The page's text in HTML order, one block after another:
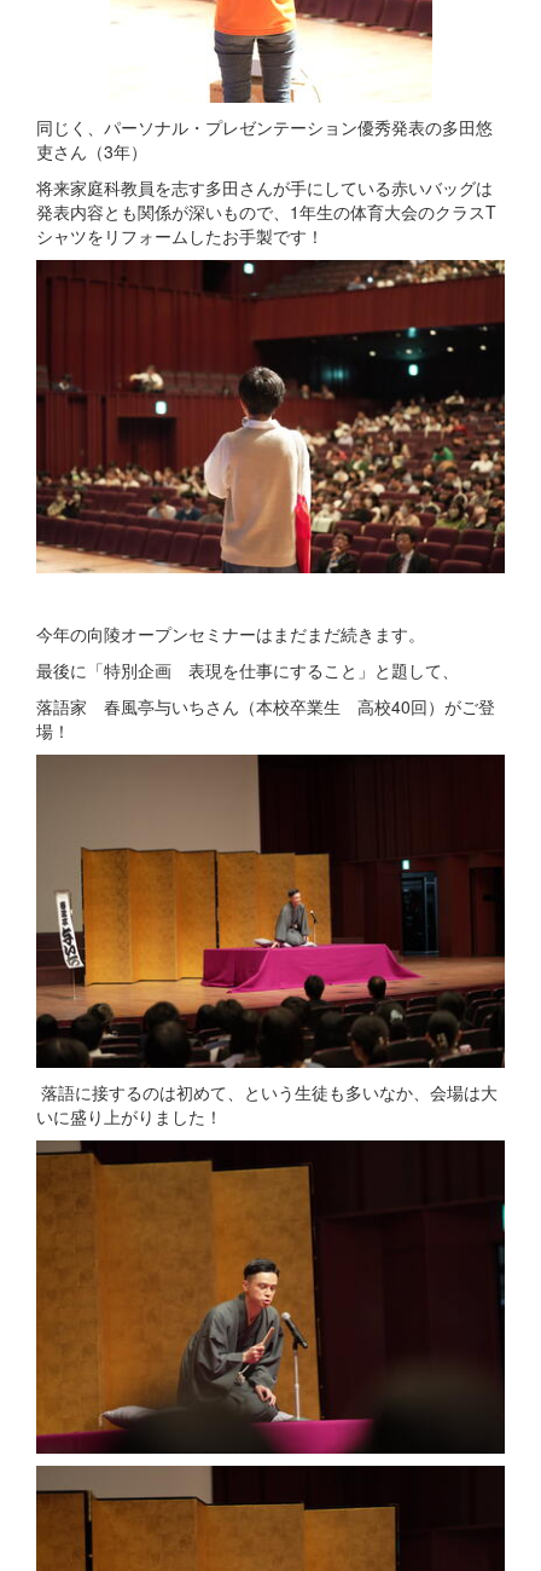
同じく、パーソナル・プレゼンテーション優秀発表の多田悠
吏さん（3年）
将来家庭科教員を志す多田さんが手にしている赤いバッグは
発表内容とも関係が深いもので、1年生の体育大会のクラスT
シャツをリフォームしたお手製です！
今年の向陵オープンセミナーはまだまだ続きます。
最後に「特別企画 表現を仕事にすること」と題して、
落語家 春風亭与いちさん（本校卒業生 高校40回）がご登
場！
落語に接するのは初めて、という生徒も多いなか、会場は大
いに盛り上がりました！